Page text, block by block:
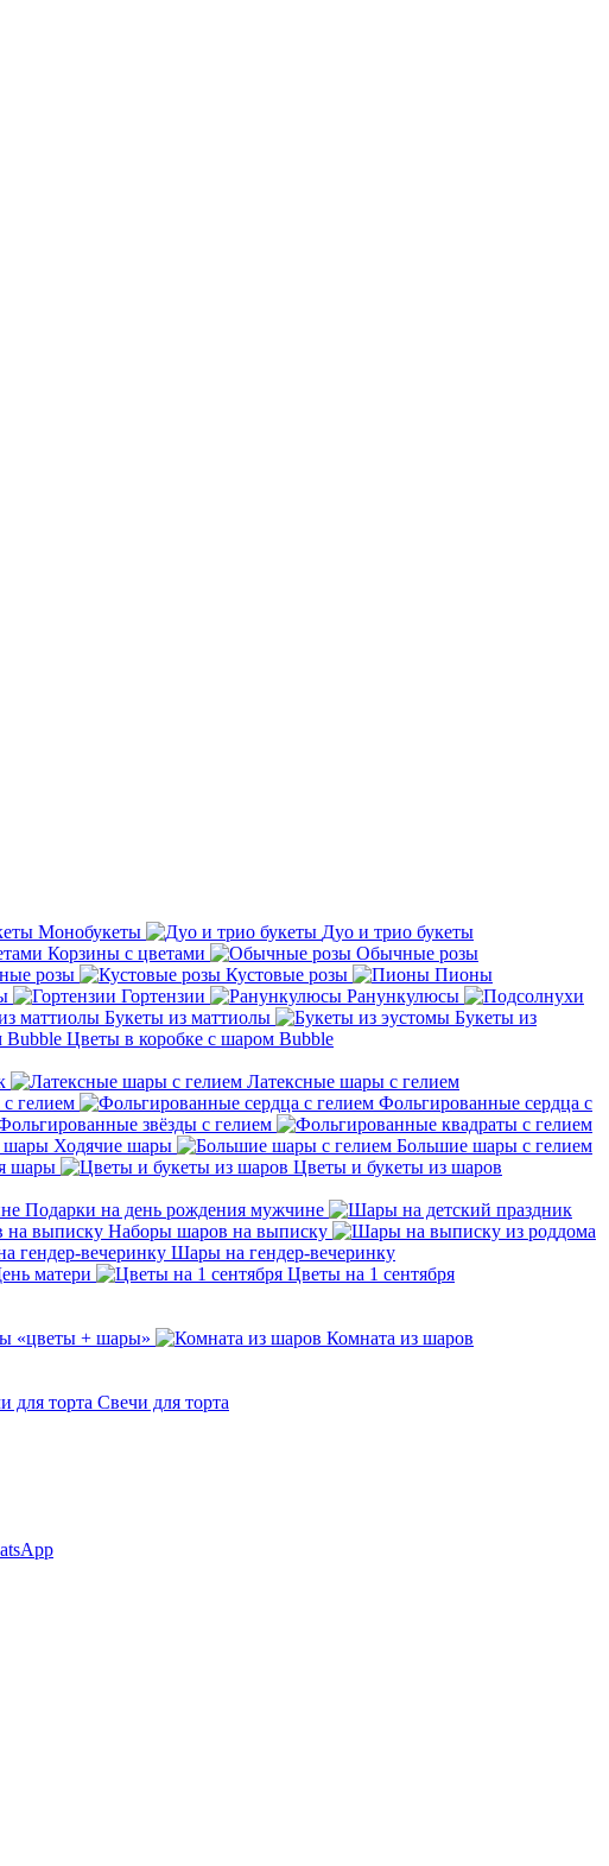
Монобукеты
Дуо и трио букеты
Корзины с цветами
Обычные розы
розы Кустовые розы
Пионы
Гортензии
Ранункулюсы
Букеты из маттиолы
Букеты из
Цветы в коробке с шаром Bubble
Латексные шары с гелием
гелием
Фольгированные сердца с
звёзды с гелием
Ходячие шары
Большие шары с гелием
шары
Цветы и букеты из шаров
Подарки на день рождения мужчине
Наборы шаров на выписку
Шары на гендер-вечеринку
матери
Цветы на 1 сентября
«цветы + шары»
Комната из шаров
Свечи для торта